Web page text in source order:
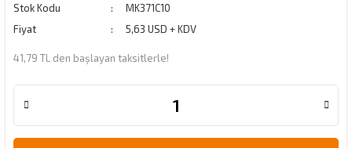
Stok Kodu
MK371C10
Fiyat
5,63 USD + KDV
41,79 TL den başlayan taksitlerle!